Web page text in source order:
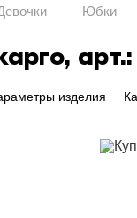
Юбки
арт.:
изделия